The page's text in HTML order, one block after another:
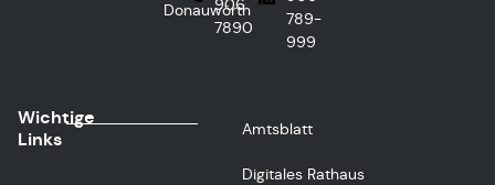
Donauwörth
7890
789-
999
Wichtige
Links
Amtsblatt
Digitales Rathaus